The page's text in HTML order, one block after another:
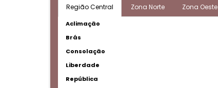
Região Central Zona Norte Zona Oeste
Aclimação
Brás
Consolação
Liberdade
República